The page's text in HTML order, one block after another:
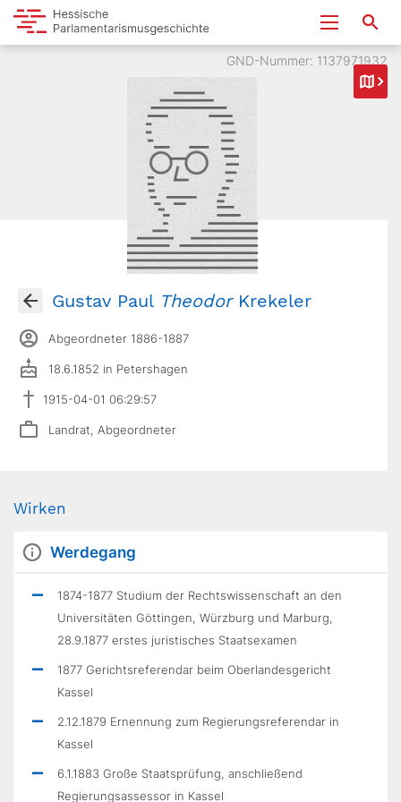
GND-Nummer: 1137971932
Gustav Paul TheodorKrekeler
Abgeordneter 1886-1887
18.6.1852 in Petershagen
1915-04-01 06:29:57
Landrat, Abgeordneter
Wirken
Werdegang
1874-1877 Studium der Rechtswissenschaft an den
Universitäten Göttingen, Würzburg und Marburg,
28.9.1877 erstes juristisches Staatsexamen
1877 Gerichtsreferendar beim Oberlandesgericht
Kassel
2.12.1879 Ernennung zum Regierungsreferendar in
Kassel
6.1.1883 Große Staatsprüfung, anschließend
Regierungsassessor in Kassel